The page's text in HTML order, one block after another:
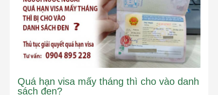
Quá hạn visa mấy tháng thì cho vào danh
sách đen?